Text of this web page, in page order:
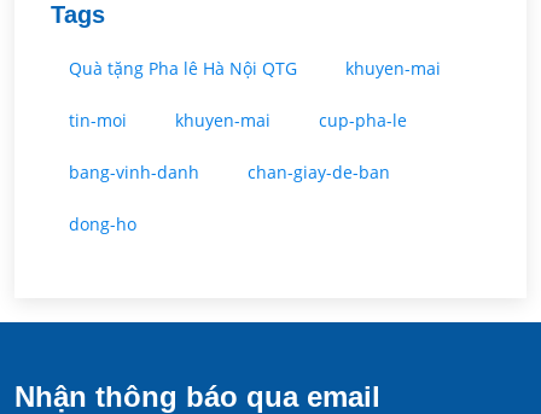
Tags
Quà tặng Pha lê Hà Nội QTG khuyen-mai
tin-moi khuyen-mai cup-pha-le
bang-vinh-danh chan-giay-de-ban
dong-ho
Nhận thông báo qua email